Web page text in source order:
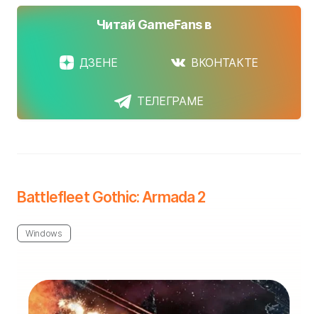
Читай GameFans в
ДЗЕНЕ ВКОНТАКТЕ
ТЕЛЕГРАМЕ
Battlefleet Gothic: Armada 2
Windows